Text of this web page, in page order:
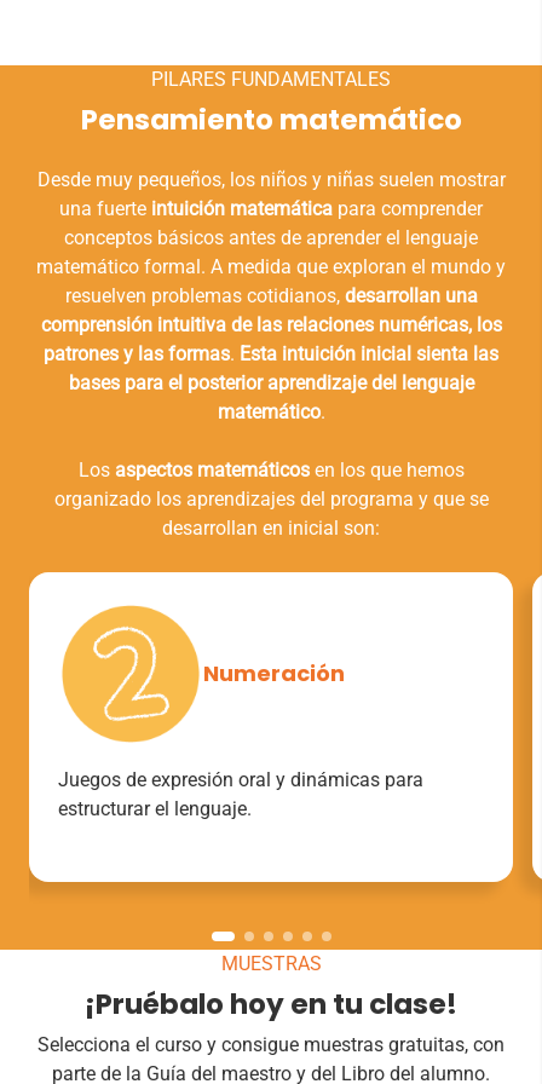
PILARES FUNDAMENTALES
Pensamiento matemático
Desde muy pequeños, los niños y niñas suelen mostrar
una fuerte intuición matemática para comprender
conceptos básicos antes de aprender el lenguaje
matemático formal. A medida que exploran el mundo y
resuelven problemas cotidianos, desarrollan una
comprensión intuitiva de las relaciones numéricas, los
patrones y las formas. Esta intuición inicial sienta las
bases para el posterior aprendizaje del lenguaje
matemático.
Los aspectos matemáticosen los que hemos
organizado los aprendizajes del programa y que se
desarrollan en inicial son:
Numeración
Juegos de expresión oral y dinámicas para
estructurar el lenguaje.
MUESTRAS
¡Pruébalo hoy en tu clase!
Selecciona el curso y consigue muestras gratuitas, con
parte de la Guía del maestro y del Libro del alumno.